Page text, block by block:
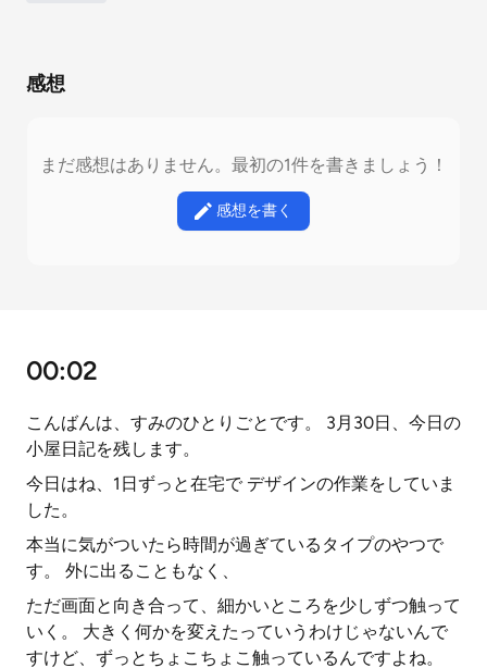
感想
まだ感想はありません。最初の1件を書きましょう！
感想を書く
00:02
こんばんは、すみのひとりごとです。 3月30日、今日の
小屋日記を残します。
今日はね、1日ずっと在宅で デザインの作業をしていま
した。
本当に気がついたら時間が過ぎているタイプのやつで
す。 外に出ることもなく、
ただ画面と向き合って、細かいところを少しずつ触って
いく。 大きく何かを変えたっていうわけじゃないんで
すけど、ずっとちょこちょこ触っているんですよね。